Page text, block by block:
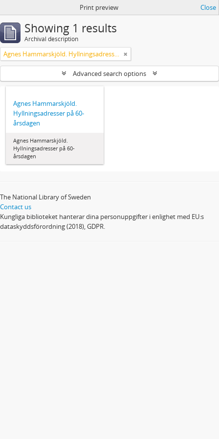
Print preview Close
Showing 1 results
Archival description
Agnes Hammarskjöld. Hyllningsadresser på 60-årsdagen
Advanced search options
Agnes Hammarskjöld.
Hyllningsadresser på 60-
årsdagen
Agnes Hammarskjöld.
Hyllningsadresser på 60-
årsdagen
The National Library of Sweden
Contact us
Kungliga biblioteket hanterar dina personuppgifter i enlighet med EU:s
dataskyddsförordning (2018), GDPR.